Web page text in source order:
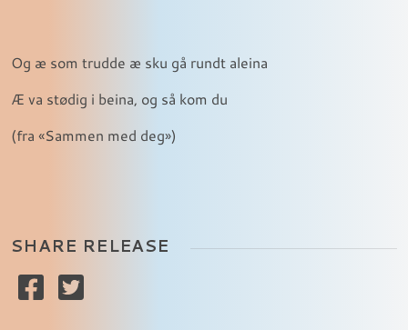
Og æ som trudde æ sku gå rundt aleina
Æ va stødig i beina, og så kom du
(fra «Sammen med deg»)
SHARE RELEASE